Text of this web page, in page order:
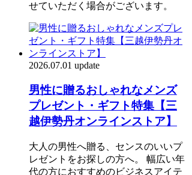
せていただく場合がございます。
2026.07.01 update
男性に贈るおしゃれなメンズ
プレゼント・ギフト特集【三
越伊勢丹オンラインストア】
大人の男性へ贈る、センスのいいプ
レゼントをお探しの方へ。 幅広い年
代の方におすすめのビジネスアイテ